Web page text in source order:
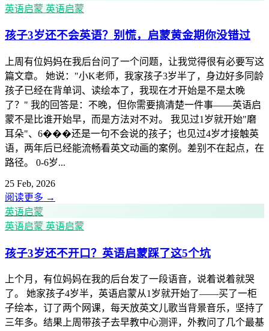
英语启蒙 英语启蒙
孩子3岁还不会英语？别慌，启蒙黄金期你没错过
上周有位妈妈在我后台问了一个问题，让我觉得很有必要写这
篇文章。 她说："小K老师，我家孩子3岁半了，身边好多同龄
孩子已经在背单词、读绘本了，我现在才开始是不是太晚
了？" 我的回答是：不晚，但你需要搞清楚一件事——英语启
蒙不是比谁开始早，而是方法对不对。 我见过1岁就开始"磨
耳朵"、6���还是一句不会说的孩子；也见过4岁才接触英
语，两年后已经能流畅看英文动画的案例。差别不在起点，在
路径。 0-6岁...
25 Feb, 2026
阅读更多 →
英语启蒙
英语启蒙 英语启蒙
孩子3岁还不开口？英语启蒙踩了这5个坑
上个月，有位妈妈在我的后台发了一段语音，说着说着就哭
了。 她家孩子4岁半，英语启蒙从1岁就开始了——买了一柜
子绘本，订了两个网课，每天放英文儿歌当背景音乐，坚持了
三年多。结果上周带孩子去早教中心测评，外教问了几个最基